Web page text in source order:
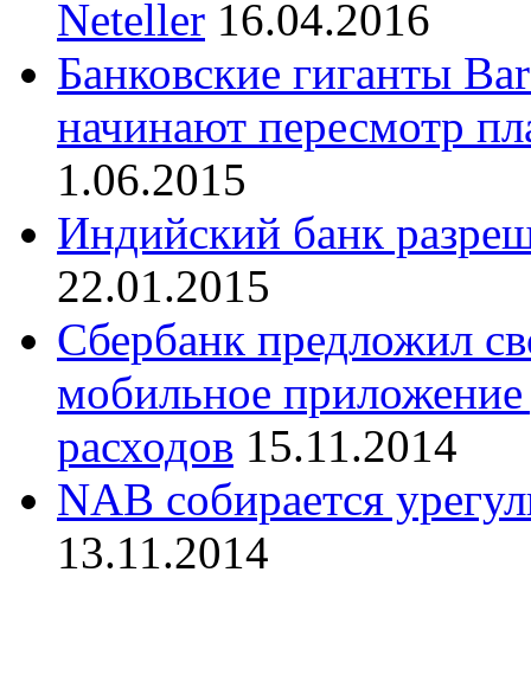
Neteller 16.04.2016
Банковские гиганты
начинают пересмотр
1.06.2015
Индийский банк
22.01.2015
Сбербанк предложил
мобильное приложение
расходов 15.11.2014
NAB собирается
13.11.2014